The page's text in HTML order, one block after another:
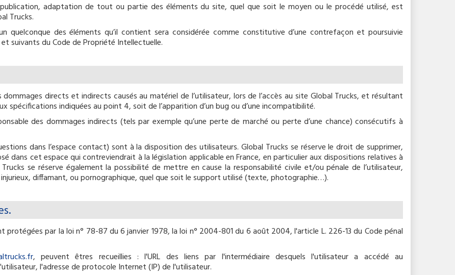
adaptation de tout ou partie des éléments du site, quel que soit le moyen ou le procédé utilisé, est
Trucks.
quelconque des éléments qu’il contient sera considérée comme constitutive d’une contrefaçon et poursuivie
suivants du Code de Propriété Intellectuelle.
directs et indirects causés au matériel de l’utilisateur, lors de l’accès au site Global Trucks, et résultant
spécifications indiquées au point 4, soit de l’apparition d’un bug ou d’une incompatibilité.
des dommages indirects (tels par exemple qu’une perte de marché ou perte d’une chance) consécutifs à
dans l’espace contact) sont à la disposition des utilisateurs. Global Trucks se réserve le droit de supprimer,
dans cet espace qui contreviendrait à la législation applicable en France, en particulier aux dispositions relatives à
se réserve également la possibilité de mettre en cause la responsabilité civile et/ou pénale de l’utilisateur,
diffamant, ou pornographique, quel que soit le support utilisé (texte, photographie…).
protégées par la loi n° 78-87 du 6 janvier 1978, la loi n° 2004-801 du 6 août 2004, l'article L. 226-13 du Code pénal
, peuvent êtres recueillies : l'URL des liens par l'intermédiaire desquels l'utilisateur a accédé au
l'adresse de protocole Internet (IP) de l'utilisateur.